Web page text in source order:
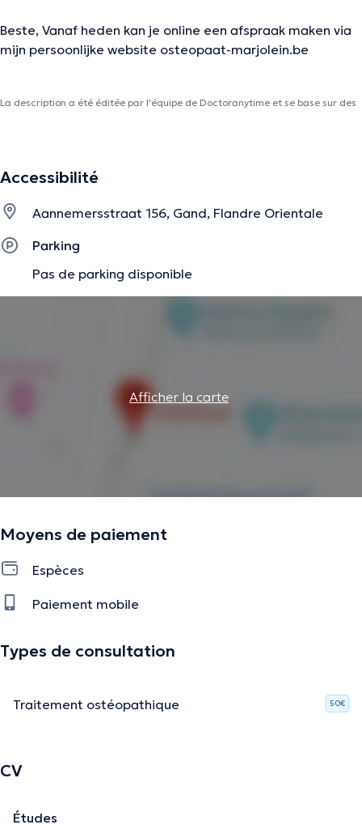
Beste, Vanaf heden kan je online een afspraak maken via
mijn persoonlijke website osteopaat-marjolein.be
La description a été éditée par l'équipe de Doctoranytime et se base sur des
Accessibilité
Aannemersstraat 156, Gand, Flandre Orientale
Parking
Pas de parking disponible
Afficher la carte
Moyens de paiement
Espèces
Paiement mobile
Types de consultation
Traitement ostéopathique 50€
CV
Études